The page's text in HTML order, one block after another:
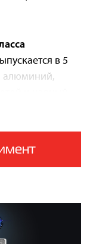
в 5
алюминий,
с
заказ. Также
RAL.
палец или
защита из
и царапин.